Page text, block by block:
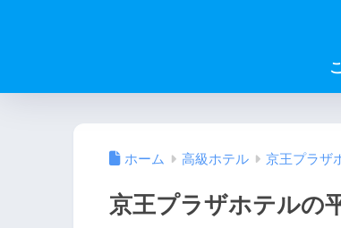
ホーム 高級ホテル 京王プラザ
京王プラザホテルの